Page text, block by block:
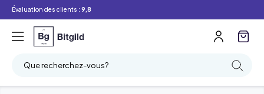
Évaluation des clients : 9,8
Que recherchez-vous?
Filtre